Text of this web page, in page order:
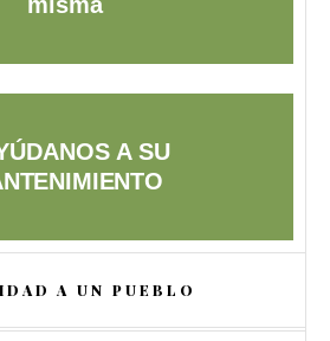
A SU
A UN PUEBLO